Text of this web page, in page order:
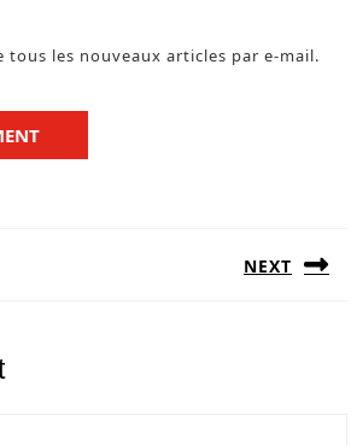
tous les nouveaux articles par e-mail.
NEXT